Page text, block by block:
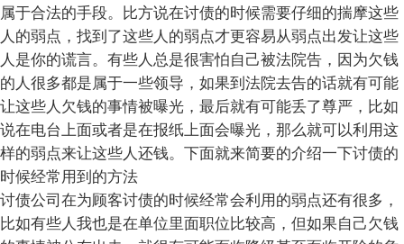
属于合法的手段。比方说在讨债的时候需要仔细的揣摩这些
人的弱点，找到了这些人的弱点才更容易从弱点出发让这些
人是你的谎言。有些人总是很害怕自己被法院告，因为欠钱
的人很多都是属于一些领导，如果到法院去告的话就有可能
让这些人欠钱的事情被曝光，最后就有可能丢了尊严，比如
说在电台上面或者是在报纸上面会曝光，那么就可以利用这
样的弱点来让这些人还钱。下面就来简要的介绍一下讨债的
时候经常用到的方法
讨债公司在为顾客讨债的时候经常会利用的弱点还有很多，
比如有些人我也是在单位里面职位比较高，但如果自己欠钱